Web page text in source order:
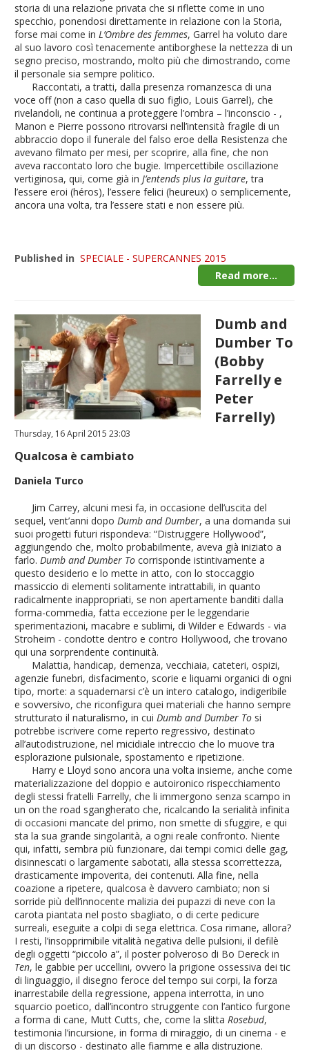
storia di una relazione privata che si riflette come in uno
specchio, ponendosi direttamente in relazione con la Storia,
forse mai come inL’Ombre des femmes, Garrel ha voluto dare
al suo lavoro così tenacemente antiborghese la nettezza di un
segno preciso, mostrando, molto più che dimostrando, come
il personale sia sempre politico.
Raccontati, a tratti, dalla presenza romanzesca di una
voce off (non a caso quella di suo figlio, Louis Garrel), che
rivelandoli, ne continua a proteggere l’ombra – l’inconscio - ,
Manon e Pierre possono ritrovarsi nell’intensità fragile di un
abbraccio dopo il funerale del falso eroe della Resistenza che
avevano filmato per mesi, per scoprire, alla fine, che non
aveva raccontato loro che bugie. Impercettibile oscillazione
vertiginosa, qui, come già inJ’entends plus la guitare, tra
l’essere eroi (héros), l’essere felici (heureux) o semplicemente,
ancora una volta, tra l’essere stati e non essere più.
Published in SPECIALE - SUPERCANNES 2015
Read more...
Dumb and
Dumber To
(Bobby
Farrelly e
Peter
Farrelly)
Thursday, 16 April 2015 23:03
Qualcosa è cambiato
Daniela Turco
Jim Carrey, alcuni mesi fa, in occasione dell’uscita del
sequel, vent’anni dopoDumb and Dumber, a una domanda sui
suoi progetti futuri rispondeva: “Distruggere Hollywood”,
aggiungendo che, molto probabilmente, aveva già iniziato a
farlo.Dumb and Dumber To corrisponde istintivamente a
questo desiderio e lo mette in atto, con lo stoccaggio
massiccio di elementi solitamente intrattabili, in quanto
radicalmente inappropriati, se non apertamente banditi dalla
forma-commedia, fatta eccezione per le leggendarie
sperimentazioni, macabre e sublimi, di Wilder e Edwards - via
Stroheim - condotte dentro e contro Hollywood, che trovano
qui una sorprendente continuità.
Malattia, handicap, demenza, vecchiaia, cateteri, ospizi,
agenzie funebri, disfacimento, scorie e liquami organici di ogni
tipo, morte: a squadernarsi c’è un intero catalogo, indigeribile
e sovversivo, che riconfigura quei materiali che hanno sempre
strutturato il naturalismo, in cuiDumb and Dumber To si
potrebbe iscrivere come reperto regressivo, destinato
all’autodistruzione, nel micidiale intreccio che lo muove tra
esplorazione pulsionale, spostamento e ripetizione.
Harry e Lloyd sono ancora una volta insieme, anche come
materializzazione del doppio e autoironico rispecchiamento
degli stessi fratelli Farrelly, che li immergono senza scampo in
un on the road sgangherato che, ricalcando la serialità infinita
di occasioni mancate del primo, non smette di sfuggire, e qui
sta la sua grande singolarità, a ogni reale confronto. Niente
qui, infatti, sembra più funzionare, dai tempi comici delle gag,
disinnescati o largamente sabotati, alla stessa scorrettezza,
drasticamente impoverita, dei contenuti. Alla fine, nella
coazione a ripetere, qualcosa è davvero cambiato; non si
sorride più dell’innocente malizia dei pupazzi di neve con la
carota piantata nel posto sbagliato, o di certe pedicure
surreali, eseguite a colpi di sega elettrica. Cosa rimane, allora?
I resti, l’insopprimibile vitalità negativa delle pulsioni, il defilè
degli oggetti “piccolo a”, il poster polveroso di Bo Dereck in
Ten, le gabbie per uccellini, ovvero la prigione ossessiva dei tic
di linguaggio, il disegno feroce del tempo sui corpi, la forza
inarrestabile della regressione, appena interrotta, in uno
squarcio poetico, dall’incontro struggente con l’antico furgone
a forma di cane, Mutt Cutts, che, come la slittaRosebud,
testimonia l’incursione, in forma di miraggio, di un cinema - e
di un discorso - destinato alle fiamme e alla distruzione.